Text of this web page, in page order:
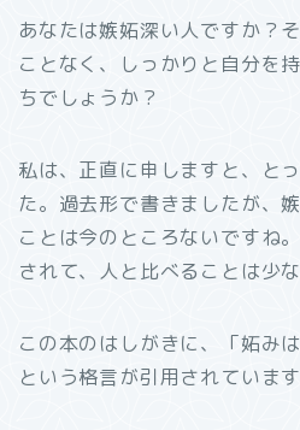
あなたは嫉妬深い人ですか？
ことなく、しっかりと自分を
ちでしょうか？
私は、正直に申しますと、と
た。過去形で書きましたが、
ことは今のところないですね
されて、人と比べることは少
この本のはしがきに、「妬み
という格言が引用されています